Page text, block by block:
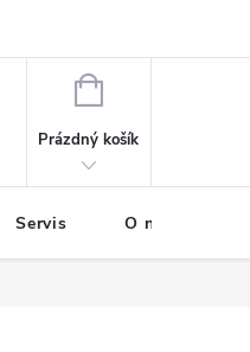
NÁKUPNÍ
Prázdný košík
Servis O nás